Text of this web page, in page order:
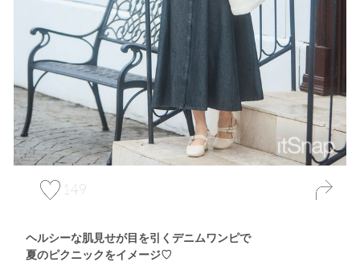
149
ヘルシーな肌見せが目を引くデニムワンピで
夏のピクニックをイメージ♡